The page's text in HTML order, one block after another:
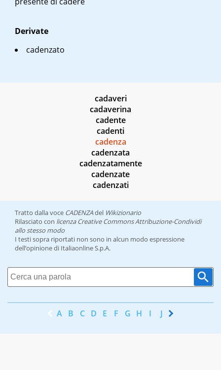
Derivate
cadenzato
cadaveri
cadaverina
cadente
cadenti
cadenza
cadenzata
cadenzatamente
cadenzate
cadenzati
Tratto dalla voce CADENZAdel Wikizionario
Rilasciato con licenza Creative Commons Attribuzione-Condividi
allo stesso modo
I testi sopra riportati non sono in alcun modo espressione
dell’opinione di Italiaonline S.p.A.
A B C D E F G H I J K